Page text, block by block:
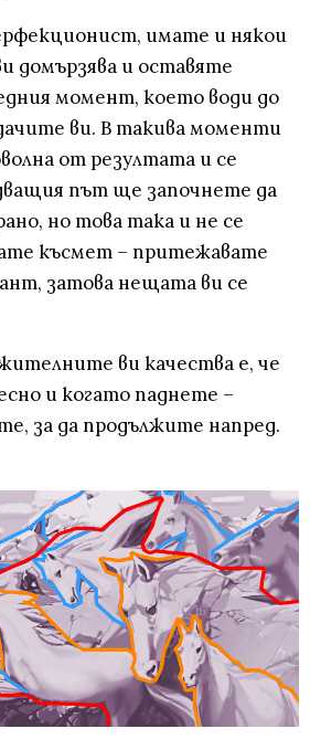
имате и някои
домързява и оставяте
момент, което води до
ви. В такива моменти
от резултата и се
път ще започнете да
но това така и не се
късмет – притежавате
затова нещата ви се
ви качества е, че
и когато паднете –
за да продължите напред.